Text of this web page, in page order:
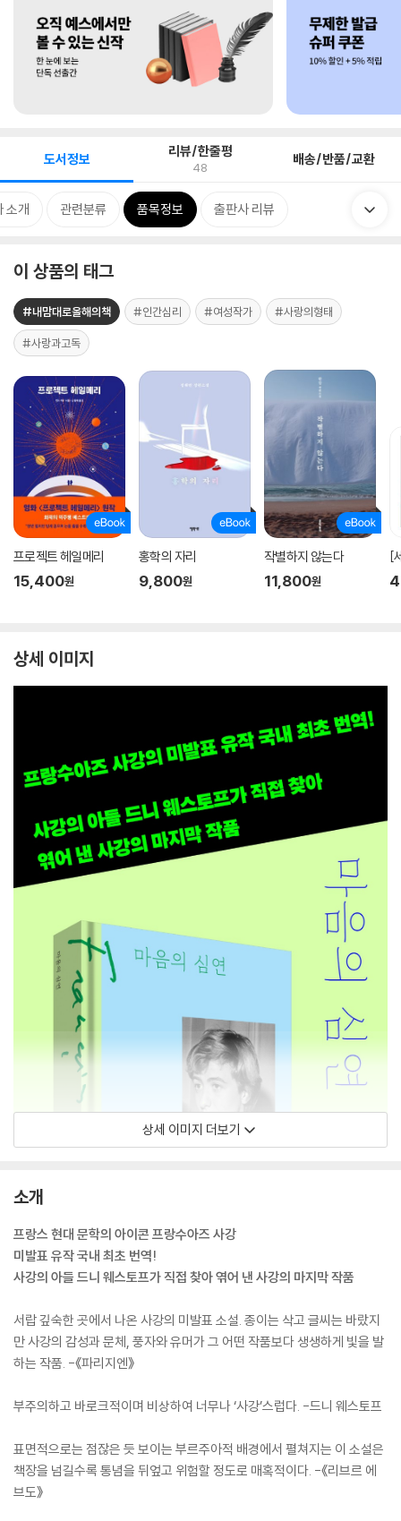
도서정보 리뷰/한줄평
48 배송/반품/교환
소개 관련분류 품목정보 출판사 리뷰
이 상품의 태그
#내맘대로올해의책 #인간심리 #여성작가 #사랑의형태
#사랑과고독
프로젝트 헤일메리
15,400원
홍학의 자리
9,800원
작별하지 않는다
11,800원
[
상세 이미지
상세 이미지 더보기
소개
프랑스 현대 문학의 아이콘 프랑수아즈 사강
미발표 유작 국내 최초 번역!
사강의 아들 드니 웨스토프가 직접 찾아 엮어 낸 사강의 마지막 작품
서랍 깊숙한 곳에서 나온 사강의 미발표 소설. 종이는 삭고 글씨는 바랐지
만 사강의 감성과 문체, 풍자와 유머가 그 어떤 작품보다 생생하게 빛을 발
하는 작품. -《파리지엔》
부주의하고 바로크적이며 비상하여 너무나 ‘사강’스럽다. -드니 웨스토프
표면적으로는 점잖은 듯 보이는 부르주아적 배경에서 펼쳐지는 이 소설은
책장을 넘길수록 통념을 뒤엎고 위험할 정도로 매혹적이다. -《리브르 에
브도》